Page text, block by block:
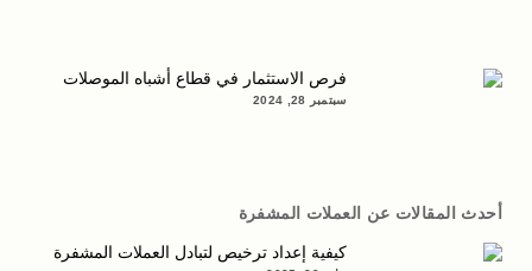
فرص الاستثمار في قطاع أشباه الموصلات
سبتمبر 28, 2024
أحدث المقالات عن العملات المشفرة
كيفية إعداد ترخيص لتبادل العملات المشفرة